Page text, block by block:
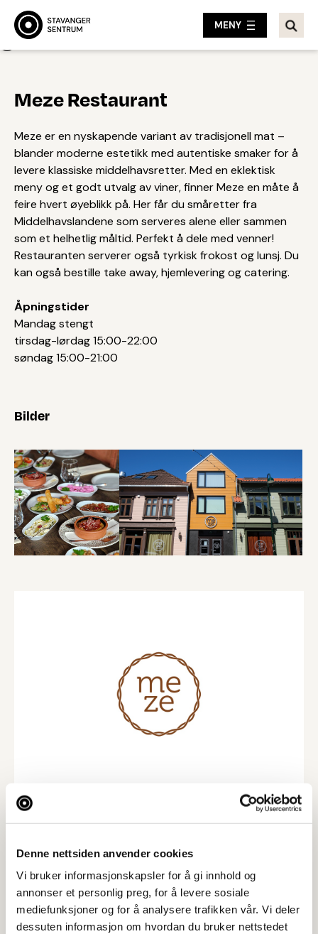
Denne nettsiden anvender cookies
Vi bruker informasjonskapsler for å gi innhold og
annonser et personlig preg, for å levere sosiale
mediefunksjoner og for å analysere trafikken vår. Vi deler
dessuten informasjon om hvordan du bruker nettstedet
MENY
Meze Restaurant
Meze er en nyskapende variant av tradisjonell mat –
blander moderne estetikk med autentiske smaker for å
levere klassiske middelhavsretter. Med en eklektisk
meny og et godt utvalg av viner, finner Meze en måte å
feire hvert øyeblikk på. Her får du småretter fra
Middelhavslandene som serveres alene eller sammen
som et helhetlig måltid. Perfekt å dele med venner!
Restauranten serverer også tyrkisk frokost og lunsj. Du
kan også bestille take away, hjemlevering og catering.
Åpningstider
Mandag stengt
tirsdag-lørdag 15:00-22:00
søndag 15:00-21:00
Bilder
Tar digitalt BYENgavekort
Besøksadresse
Pedersgata 24, 4013 STAVANGER